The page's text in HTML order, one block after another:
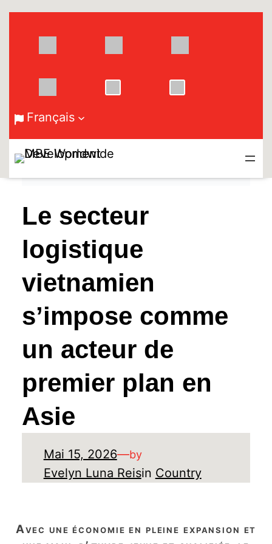
Aller
Français
Le secteur
logistique
vietnamien
s’impose comme
un acteur de
premier plan en
Asie
Mai 15, 2026—by
Evelyn Luna Reisin Country
avec une économie en pleine expansion et